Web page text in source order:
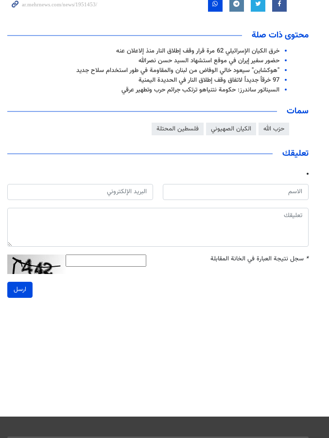
محتوى ذات صلة
خرق الكيان الإسرائيلي 62 مرة قرار وقف إطلاق النار منذ إلاعلان عنه
حضور سفير إيران في موقع استشهاد السيد حسن نصرالله
"هوكشاين" سيعود خالي الوفاض من لبنان والمقاومة في طور استخدام سلاح جديد
97 خرقاً جديداً لاتفاق وقف إطلاق النار في الحديدة اليمنية
السيناتور ساندرز: حكومة نتنياهو ترتكب جرائم حرب وتطهير عرقي
سمات
حزب الله الكيان الصهيوني فلسطين المحتلة
تعليقك
* سجل نتيجة العبارة في الخانة المقابلة
ارسل